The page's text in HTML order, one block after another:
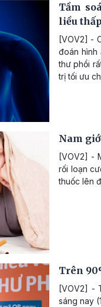
Tầm
liều thấp
[VOV2] -
đoán hình
thư phổi
trị tối ưu
Nam
[VOV2] -
rối loạn
thuốc lên
Trên
[VOV2] -
sáng nay